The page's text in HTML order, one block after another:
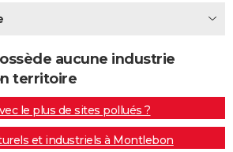
aucune industrie
territoire
le plus de sites pollués ?
et industriels à Montlebon